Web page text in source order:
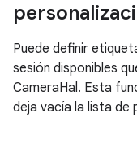
Puede definir
sesión disponibles
CameraHal. Esta
deja vacía la lista de